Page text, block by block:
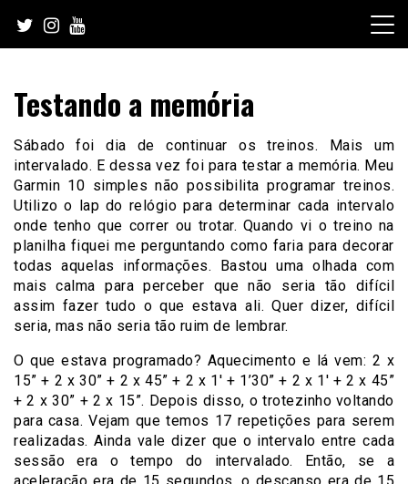
content
Testando a memória
Sábado foi dia de continuar os treinos. Mais um
intervalado. E dessa vez foi para testar a memória. Meu
Garmin 10 simples não possibilita programar treinos.
Utilizo o lap do relógio para determinar cada intervalo
onde tenho que correr ou trotar. Quando vi o treino na
planilha fiquei me perguntando como faria para decorar
todas aquelas informações. Bastou uma olhada com
mais calma para perceber que não seria tão difícil
assim fazer tudo o que estava ali. Quer dizer, difícil
seria, mas não seria tão ruim de lembrar.
O que estava programado? Aquecimento e lá vem: 2 x
15” + 2 x 30” + 2 x 45” + 2 x 1′ + 1’30” + 2 x 1′ + 2 x 45”
+ 2 x 30” + 2 x 15”. Depois disso, o trotezinho voltando
para casa. Vejam que temos 17 repetições para serem
realizadas. Ainda vale dizer que o intervalo entre cada
sessão era o tempo do intervalado. Então, se a